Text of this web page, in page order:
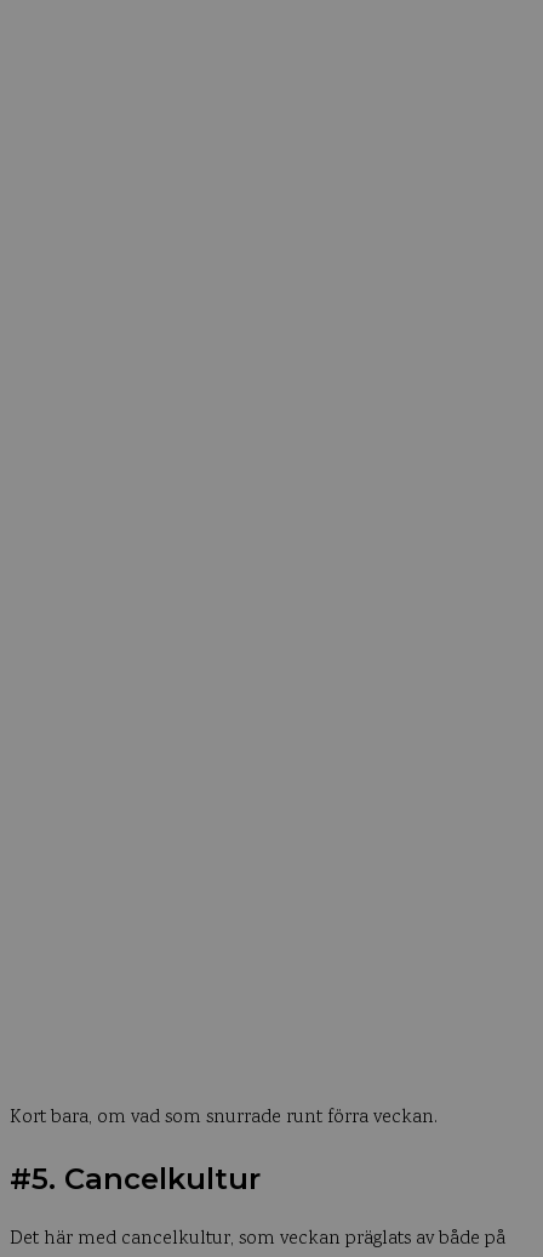
Kort bara, om vad som snurrade runt förra veckan.
#5. Cancelkultur
Det här med cancelkultur, som veckan präglats av både på